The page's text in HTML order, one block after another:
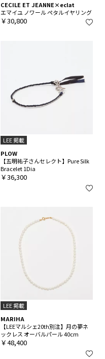
CECILE ET JEANNE×eclat
エマイユ ノワール ペタルイヤリング
￥30,800
LEE 掲載
PLOW
【五明祐子さんセレクト】Pure Silk
Bracelet 1Dia
￥36,300
LEE 掲載
MARIHA
【LEEマルシェ20th別注】月の夢ネ
ックレス オーバルパール 40cm
￥48,400